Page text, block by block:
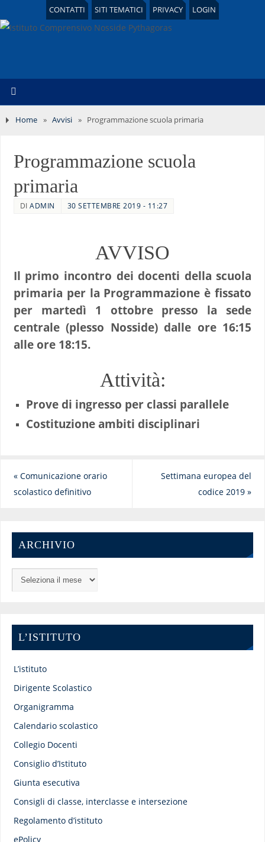
CONTATTI SITI TEMATICI PRIVACY LOGIN
Home » Avvisi » Programmazione scuola primaria
Programmazione scuola
primaria
DIADMIN 30 SETTEMBRE 2019 - 11:27
AVVISO
Il primo incontro dei docenti della scuola
primaria per la Programmazione è fissato
per martedì 1 ottobre presso la sede
centrale (plesso Nosside) dalle ore 16:15
alle ore 18:15.
Attività:
Prove di ingresso per classi parallele
Costituzione ambiti disciplinari
«Comunicazione orario
scolastico definitivo
Settimana europea del
codice 2019»
ARCHIVIO
L’ISTITUTO
L’istituto
Dirigente Scolastico
Organigramma
Calendario scolastico
Collegio Docenti
Consiglio d’Istituto
Giunta esecutiva
Consigli di classe, interclasse e intersezione
Regolamento d’istituto
ePolicy